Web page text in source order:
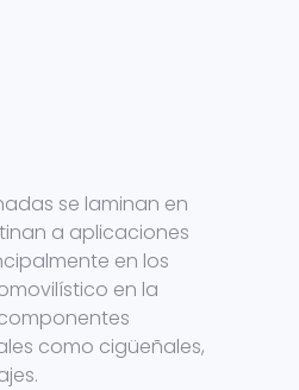
se laminan en
a aplicaciones
en los
en la
como cigüeñales,